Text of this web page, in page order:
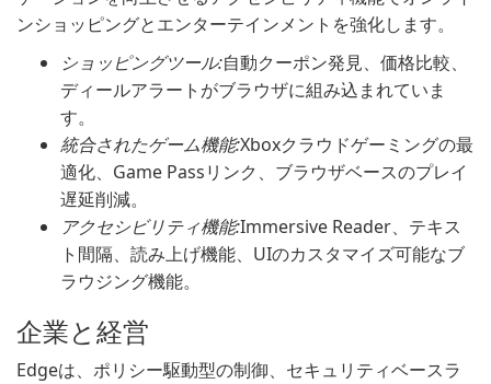
ンショッピングとエンターテインメントを強化します。
ショッピングツール:自動クーポン発見、価格比較、
ディールアラートがブラウザに組み込まれていま
す。
統合されたゲーム機能:Xboxクラウドゲーミングの最
適化、Game Passリンク、ブラウザベースのプレイ
遅延削減。
アクセシビリティ機能:Immersive Reader、テキス
ト間隔、読み上げ機能、UIのカスタマイズ可能なブ
ラウジング機能。
企業と経営
Edgeは、ポリシー駆動型の制御、セキュリティベースラ